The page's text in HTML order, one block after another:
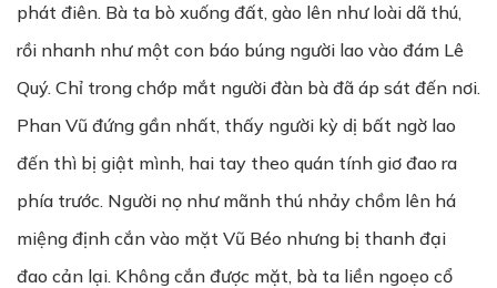
phát điên. Bà ta bò xuống đất, gào lên như loài dã thú,
rồi nhanh như một con báo búng người lao vào đám Lê
Quý. Chỉ trong chớp mắt người đàn bà đã áp sát đến nơi.
Phan Vũ đứng gần nhất, thấy người kỳ dị bất ngờ lao
đến thì bị giật mình, hai tay theo quán tính giơ đao ra
phía trước. Người nọ như mãnh thú nhảy chồm lên há
miệng định cắn vào mặt Vũ Béo nhưng bị thanh đại
đao cản lại. Không cắn được mặt, bà ta liền ngoẹo cổ